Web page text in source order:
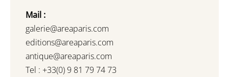
Mail :
galerie@areaparis.com
editions@areaparis.com
antique@areaparis.com
Tel : +33(0) 9 81 79 74 73